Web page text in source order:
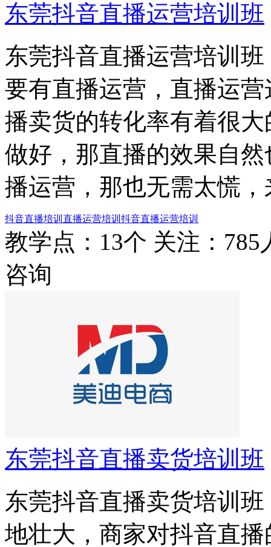
东莞抖音直播运营培训班
东莞抖音直播运营培训
要有直播运营，直播运
播卖货的转化率有着很
做好，那直播的效果自
播运营，那也无需太慌
抖音直播培训 直播运营培训 抖音直播运营培训
教学点：13个 关注：785
咨询
东莞抖音直播卖货培训班
东莞抖音直播卖货培训
地壮大，商家对抖音直